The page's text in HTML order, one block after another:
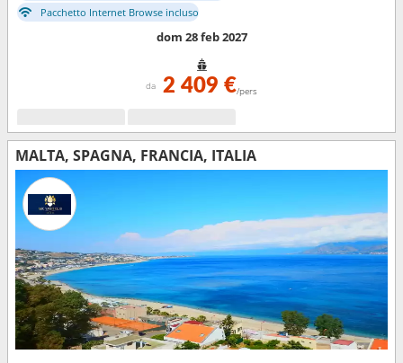
Pacchetto Internet Browse incluso
dom 28 feb 2027
da 2 409 €/pers
MALTA, SPAGNA, FRANCIA, ITALIA